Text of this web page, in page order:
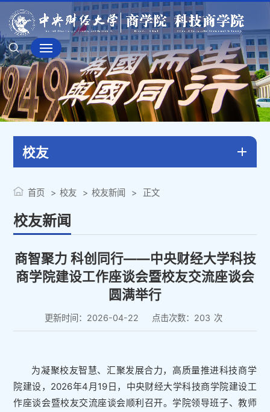
校友
校友新闻
首页 校友 校友新闻 正文
商智聚力 科创同行——中央财经大学科技
商学院建设工作座谈会暨校友交流座谈会
圆满举行
更新时间：2026-04-22 点击次数： 203 次
为凝聚校友智慧、汇聚发展合力，高质量推进科技商学
院建设，2026年4月19日，中央财经大学科技商学院建设工
作座谈会暨校友交流座谈会顺利召开。学院领导班子、教师